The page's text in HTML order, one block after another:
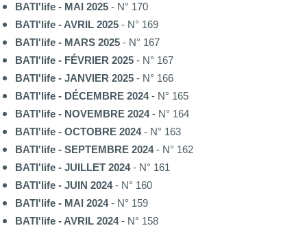
BATI'life - MAI 2025 - N° 170
BATI'life - AVRIL 2025 - N° 169
BATI'life - MARS 2025 - N° 167
BATI'life - FÉVRIER 2025 - N° 167
BATI'life - JANVIER 2025 - N° 166
BATI'life - DÉCEMBRE 2024- N° 165
BATI'life - NOVEMBRE 2024- N° 164
BATI'life - OCTOBRE 2024- N° 163
BATI'life - SEPTEMBRE 2024- N° 162
BATI'life - JUILLET 2024- N° 161
BATI'life - JUIN 2024- N° 160
BATI'life - MAI 2024- N° 159
BATI'life - AVRIL 2024- N° 158